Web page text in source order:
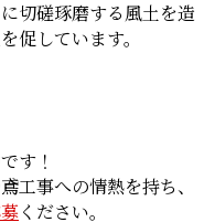
切磋琢磨する風土を造
促しています。
す！
工事への情熱を持ち、
ください。